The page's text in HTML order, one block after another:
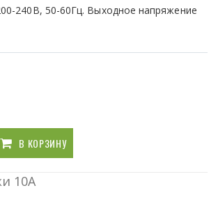
240В, 50-60Гц. Выходное напряжение
В КОРЗИНУ
10A